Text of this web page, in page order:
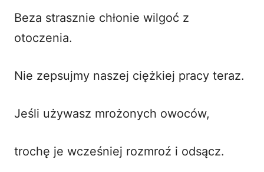
Beza strasznie chłonie wilgoć z
otoczenia.
Nie zepsujmy naszej ciężkiej pracy teraz.
Jeśli używasz mrożonych owoców,
trochę je wcześniej rozmroź i odsącz.